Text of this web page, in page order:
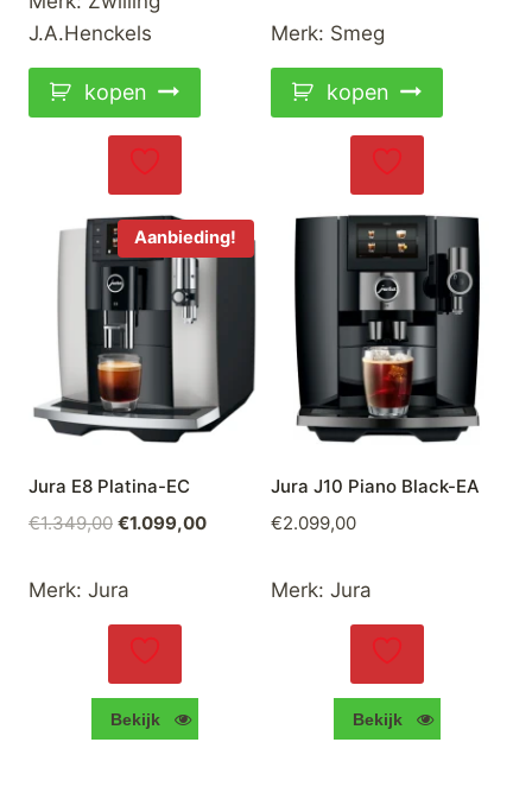
J.A.Henckels
kopen
Merk: Smeg
kopen
Aanbieding!
Jura E8 Platina-EC
€1.349,00 Oorspronkelijke
€1.099,00Huidige
Merk: Jura
Bekijk
Jura J10 Piano Black-EA
€2.099,00
Merk: Jura
Bekijk